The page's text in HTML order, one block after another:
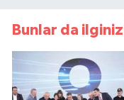
Bunlar da